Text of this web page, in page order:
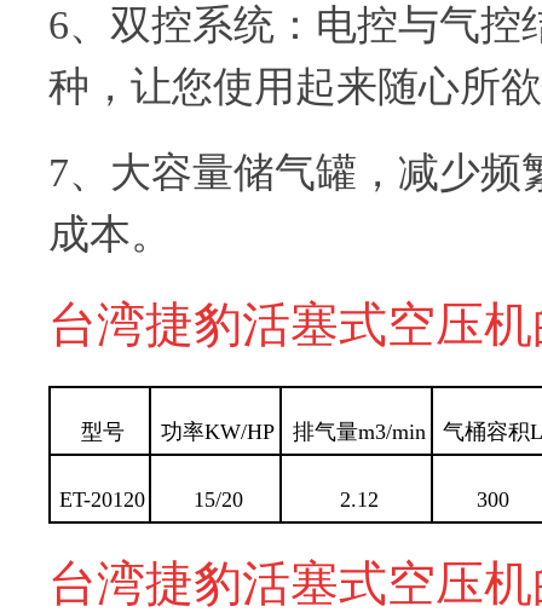
6、双控系统：电控与气
种，让您使用起来随心所
7、大容量储气罐，减少
成本。
台湾捷豹活塞式空压
型号 功率KW/HP 排气量m3/min 气桶容积L
ET-20120 15/20 2.12 300
台湾捷豹活塞式空压